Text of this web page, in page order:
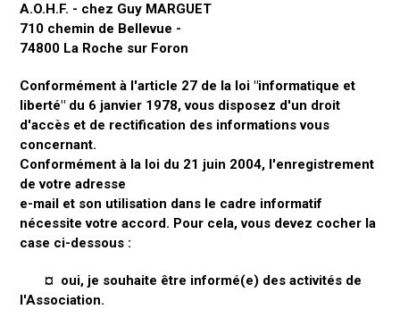
A.O.H.F. - chez Guy MARGUET
710 chemin de Bellevue -
74800 La Roche sur Foron
Conformément à l'article 27 de la loi "informatique et
liberté" du 6 janvier 1978, vous disposez d'un droit
d'accès et de rectification des informations vous
concernant.
Conformément à la loi du 21 juin 2004, l'enregistrement
de votre adresse
e-mail et son utilisation dans le cadre informatif
nécessite votre accord. Pour cela, vous devez cocher la
case ci-dessous :
¤ oui, je souhaite être informé(e) des activités de
l'Association.